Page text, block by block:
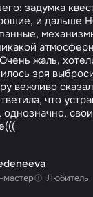
задумка
и дальше
жаль,
зря
вежливо
что
мастер Любитель